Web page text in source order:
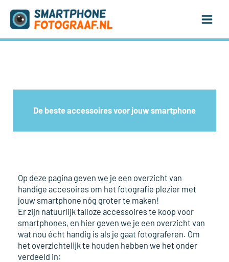
naar
inhoud
De beste accessoires voor jouw smartphone
Op deze pagina geven we je een overzicht van
handige accesoires om het fotografie plezier met
jouw smartphone nóg groter te maken!
Er zijn natuurlijk talloze accessoires te koop voor
smartphones, en hier geven we je een overzicht van
wat nou écht handig is als je gaat fotograferen. Om
het overzichtelijk te houden hebben we het onder
verdeeld in: